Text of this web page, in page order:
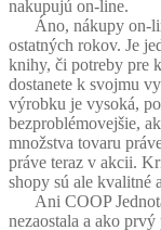
nakupujú on-line.
Áno, nákupy on-
ostatných rokov. Je
knihy, či potreby pre
dostanete k svojmu
výrobku je vysoká,
bezproblémovejšie,
množstva tovaru
práve teraz v akcii.
shopy sú ale kvalitné
Ani COOP
nezaostala a ako